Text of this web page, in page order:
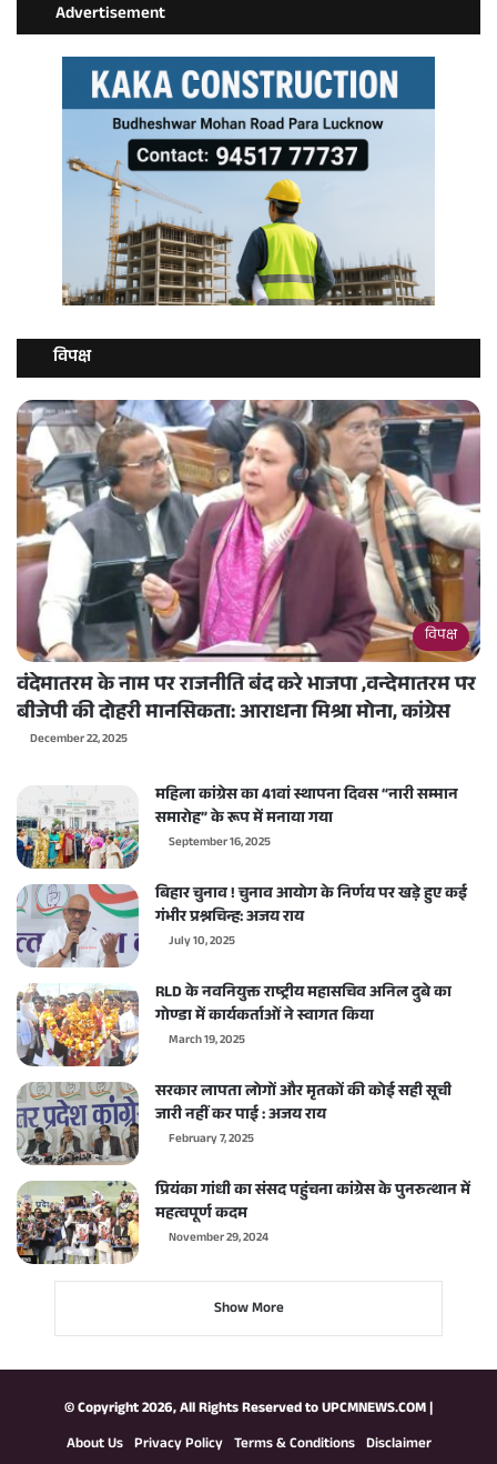
Advertisement
विपक्ष
विपक्ष
वंदेमातरम के नाम पर राजनीति बंद करे भाजपा ,वन्देमातरम पर
बीजेपी की दोहरी मानसिकता: आराधना मिश्रा मोना, कांग्रेस
December 22, 2025
महिला कांग्रेस का 41वां स्थापना दिवस “नारी सम्मान
समारोह” के रूप में मनाया गया
September 16, 2025
बिहार चुनाव ! चुनाव आयोग के निर्णय पर खड़े हुए कई
गंभीर प्रश्नचिन्ह: अजय राय
July 10, 2025
RLD के नवनियुक्त राष्ट्रीय महासचिव अनिल दुबे का
गोण्डा में कार्यकर्ताओं ने स्वागत किया
March 19, 2025
सरकार लापता लोगों और मृतकों की कोई सही सूची
जारी नहीं कर पाई : अजय राय
February 7, 2025
प्रियंका गांधी का संसद पहुंचना कांग्रेस के पुनरुत्थान में
महत्वपूर्ण कदम
November 29, 2024
Show More
© Copyright 2026, All Rights Reserved toUPCMNEWS.COM|
About Us Privacy Policy Terms & Conditions Disclaimer